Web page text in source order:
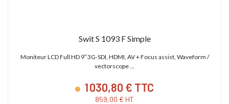
Swit S 1093 F Simple
Moniteur LCD Full HD 9″ 3G-SDI, HDMI, AV + Focus assist, Waveform /
vectorscope ...
1 030,80 € TTC
859,00 € HT